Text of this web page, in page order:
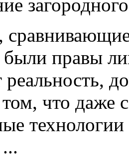
правы
реальность,
том, что даже